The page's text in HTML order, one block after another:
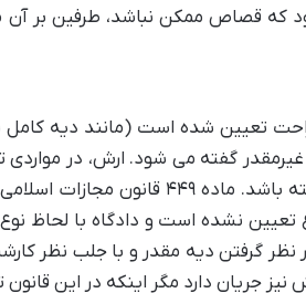
که قصاص ممکن نباشد، طرفین بر
تعیین شده است (مانند دیه
گفته می شود. ارش، در مواردی
وارده، دیه مقدر مشخصی در شرع وجود
نشده است و دادگاه با لحاظ
گرفتن دیه مقدر و با جلب نظر
جریان دارد مگر اینکه در این